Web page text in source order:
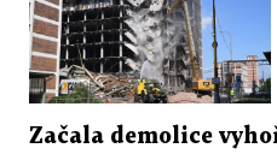
Začala demolice